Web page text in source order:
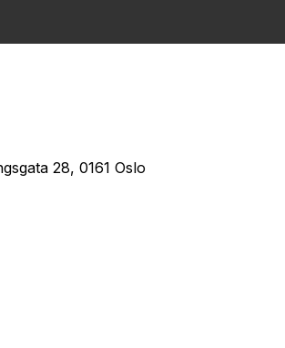
28, 0161 Oslo